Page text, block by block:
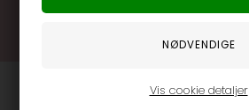
Vis cookie detaljer